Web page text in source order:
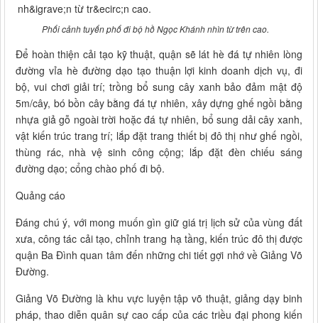
Phối cảnh tuyến phố đi bộ hồ Ngọc Khánh nhìn từ trên cao.
Để hoàn thiện cải tạo kỹ thuật, quận sẽ lát hè đá tự nhiên lòng
đường vỉa hè đường dạo tạo thuận lợi kinh doanh dịch vụ, đi
bộ, vui chơi giải trí; trồng bổ sung cây xanh bảo đảm mật độ
5m/cây, bó bồn cây bằng đá tự nhiên, xây dựng ghế ngồi bằng
nhựa giả gỗ ngoài trời hoặc đá tự nhiên, bổ sung dải cây xanh,
vật kiến trúc trang trí; lắp đặt trang thiết bị đô thị như ghế ngồi,
thùng rác, nhà vệ sinh công cộng; lắp đặt đèn chiếu sáng
đường dạo; cổng chào phố đi bộ.
Quảng cáo
Đáng chú ý, với mong muốn gìn giữ giá trị lịch sử của vùng đất
xưa, công tác cải tạo, chỉnh trang hạ tầng, kiến trúc đô thị được
quận Ba Đình quan tâm đến những chi tiết gợi nhớ về Giảng Võ
Đường.
Giảng Võ Đường là khu vực luyện tập võ thuật, giảng dạy binh
pháp, thao diễn quân sự cao cấp của các triều đại phong kiến